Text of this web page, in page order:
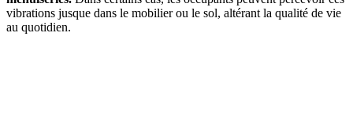
vibrations jusque dans le mobilier ou le sol, altérant la qualité de vie
au quotidien.